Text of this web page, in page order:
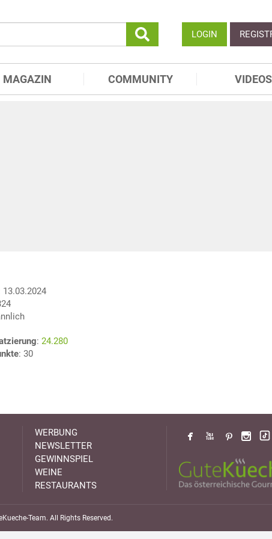
LOGIN
MAGAZIN COMMUNITY VIDEOS
13.03.2024
: 24.280
: 30
WERBUNG
NEWSLETTER
GEWINNSPIEL
WEINE
RESTAURANTS
Team. All Rights Reserved.